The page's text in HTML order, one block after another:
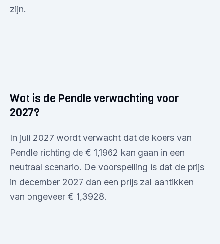
zijn.
Wat is de Pendle verwachting voor
2027?
In juli 2027 wordt verwacht dat de koers van
Pendle richting de € 1,1962 kan gaan in een
neutraal scenario. De voorspelling is dat de prijs
in december 2027 dan een prijs zal aantikken
van ongeveer € 1,3928.